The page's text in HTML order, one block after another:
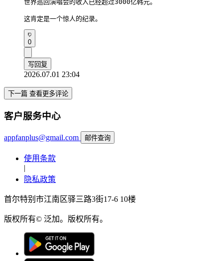
世界巡回演唱会的收入已经超过3000亿韩元。
这肯定是一个惊人的纪录。
0
写回复
2026.07.01 23:04
下一篇 查看更多评论
客户服务中心
appfanplus@gmail.com 邮件查询
使用条款
|
隐私政策
首尔特别市江南区驿三路3街17-6 10楼
版权所有© 泛加。版权所有。